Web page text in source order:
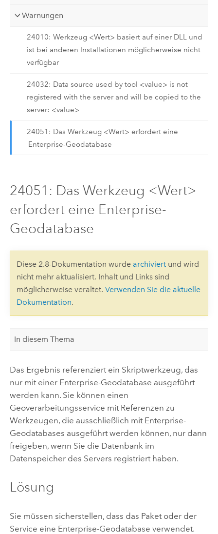
Warnungen
24010: Werkzeug <Wert> basiert auf einer DLL und
ist bei anderen Installationen möglicherweise nicht
verfügbar
24032: Data source used by tool <value> is not
registered with the server and will be copied to the
server: <value>
24051: Das Werkzeug <Wert> erfordert eine
Enterprise-Geodatabase
24051: Das Werkzeug <Wert>
erfordert eine Enterprise-
Geodatabase
Diese 2.8-Dokumentation wurde archiviertund wird
nicht mehr aktualisiert. Inhalt und Links sind
möglicherweise veraltet. Verwenden Sie die aktuelle
Dokumentation.
In diesem Thema
Das Ergebnis referenziert ein Skriptwerkzeug, das
nur mit einer Enterprise-Geodatabase ausgeführt
werden kann. Sie können einen
Geoverarbeitungsservice mit Referenzen zu
Werkzeugen, die ausschließlich mit Enterprise-
Geodatabases ausgeführt werden können, nur dann
freigeben, wenn Sie die Datenbank im
Datenspeicher des Servers registriert haben.
Lösung
Sie müssen sicherstellen, dass das Paket oder der
Service eine Enterprise-Geodatabase verwendet.